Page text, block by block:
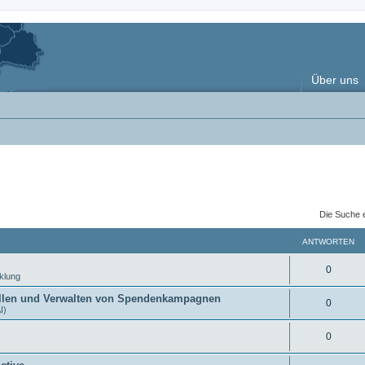
Über uns
Die Suche
ANTWORTEN
0A
n
w
o
und Verwalten von Spendenkampagnen 0A
n
0A
n